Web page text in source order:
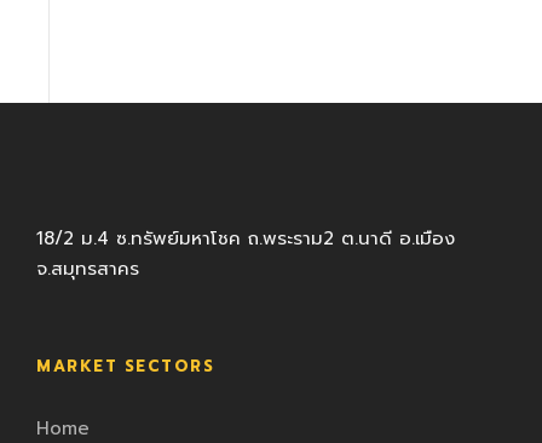
18/2 ม.4 ซ.ทรัพย์มหาโชค ถ.พระราม2 ต.นาดี อ.เมือง
จ.สมุทรสาคร
MARKET SECTORS
Home